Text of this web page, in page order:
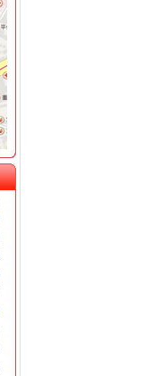
程推动重点工作全面开展
建食品安全监管长效机制
支持涉农企业发展
验照贴花 促进监管服务两统一
商服务质量有实效
注册公司领导班子
真贯彻十七届三中全会精
树立形象”免费注册公司专项
到高新区局检查指导工作
流程场清理整有实效
成品油市场监管
博会顺利开幕
工作再添新招
食品安全
村经纪人
监管对象联系服务机制
开展对四川灾区的1元注册公
渝采购救灾物资